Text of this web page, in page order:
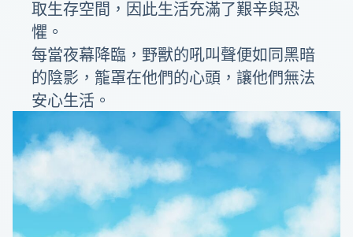
取生存空間，因此生活充滿了艱辛與恐
懼。
每當夜幕降臨，野獸的吼叫聲便如同黑暗
的陰影，籠罩在他們的心頭，讓他們無法
安心生活。